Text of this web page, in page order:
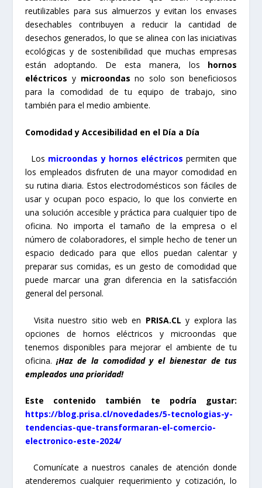
reutilizables para sus almuerzos y evitan los envases
desechables contribuyen a reducir la cantidad de
desechos generados, lo que se alinea con las iniciativas
ecológicas y de sostenibilidad que muchas empresas
están adoptando. De esta manera, los hornos
eléctricos y microondas no solo son beneficiosos
para la comodidad de tu equipo de trabajo, sino
también para el medio ambiente.
Comodidad y Accesibilidad en el Día a Día
Los microondas y hornos eléctricos permiten que
los empleados disfruten de una mayor comodidad en
su rutina diaria. Estos electrodomésticos son fáciles de
usar y ocupan poco espacio, lo que los convierte en
una solución accesible y práctica para cualquier tipo de
oficina. No importa el tamaño de la empresa o el
número de colaboradores, el simple hecho de tener un
espacio dedicado para que ellos puedan calentar y
preparar sus comidas, es un gesto de comodidad que
puede marcar una gran diferencia en la satisfacción
general del personal.
Visita nuestro sitio web en PRISA.CL y explora las
opciones de hornos eléctricos y microondas que
tenemos disponibles para mejorar el ambiente de tu
oficina.¡Haz de la comodidad y el bienestar de tus
empleados una prioridad!
Este contenido también te podría gustar:
https://blog.prisa.cl/novedades/5-tecnologias-y-
tendencias-que-transformaran-el-comercio-
electronico-este-2024/
Comunícate a nuestros canales de atención donde
atenderemos cualquier requerimiento y cotización, lo